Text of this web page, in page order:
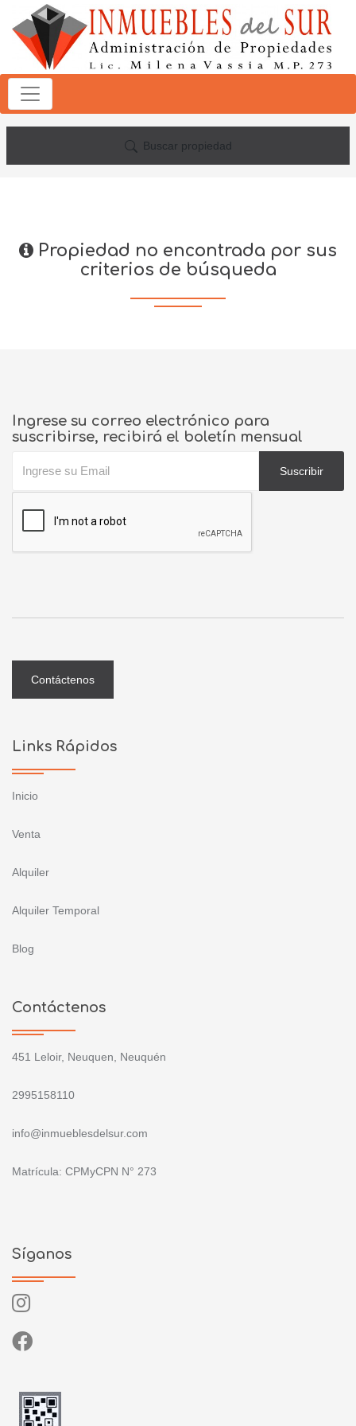
Buscar propiedad
Propiedad no encontrada por sus
criterios de búsqueda
Ingrese su correo electrónico para
suscribirse, recibirá el boletín mensual
Suscribir
Contáctenos
Links Rápidos
Inicio
Venta
Alquiler
Alquiler Temporal
Blog
Contáctenos
451 Leloir, Neuquen, Neuquén
2995158110
info@inmueblesdelsur.com
Matrícula: CPMyCPN N° 273
Síganos